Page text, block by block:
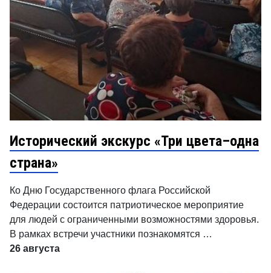
Исторический экскурс «Три цвета–одна
страна»
Ко Дню Государственного флага Российской
Федерации состоится патриотическое мероприятие
для людей с ограниченными возможностями здоровья.
В рамках встречи участники познакомятся …
26 августа